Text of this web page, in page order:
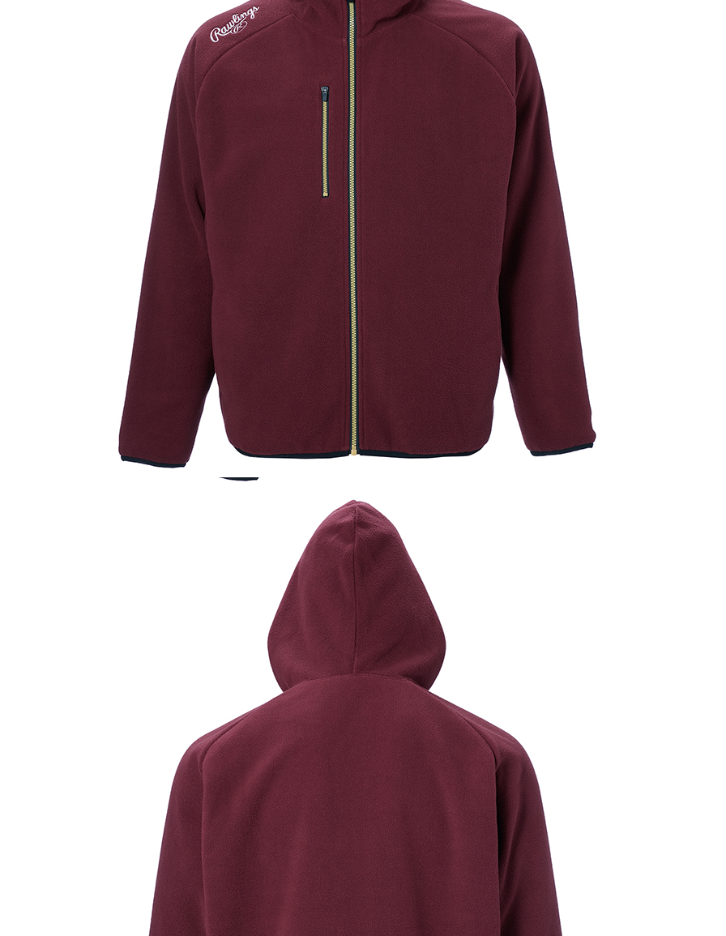
※商品の色は、現物と多少異なる場
カラー ブラック、エンジ、ネイビー
サイズ SS、S、M、L、O、XO、
素 材 ポリエステル100%
製 造 中国
ご購入はこちらから